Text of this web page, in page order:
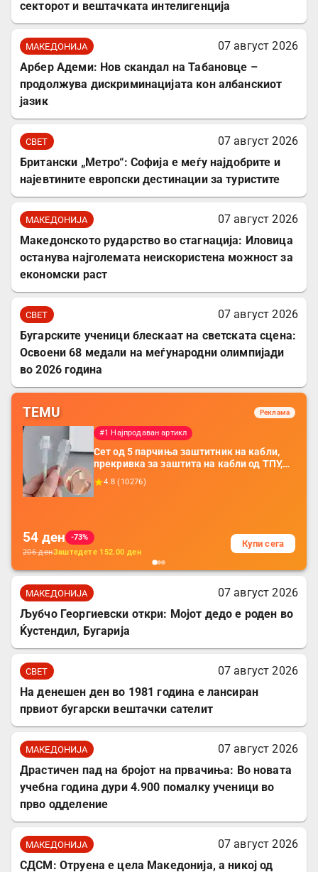
секторот и вештачката интелигенција
МАКЕДОНИЈА
07 август 2026
Арбер Адеми: Нов скандал на Табановце –
продолжува дискриминацијата кон албанскиот
јазик
СВЕТ
07 август 2026
Британски „Метро“: Софија е меѓу најдобрите и
најевтините европски дестинации за туристите
МАКЕДОНИЈА
07 август 2026
Македонското рударство во стагнација: Иловица
останува најголемата неискористена можност за
економски раст
СВЕТ
07 август 2026
Бугарските ученици блескаат на светската сцена:
Освоени 68 медали на меѓународни олимпијади
во 2026 година
TEMU Реклама
#1 Најпродаван артикл
Сет од 5 парчиња заштитник на кабли,
прекривка за заштита на кабли од ТПУ,
додатоци за заштита на кабли, без
батерија, за мобилни телефони, комплет
4.8 ( 10276)
54 ден
-73%
206денЗаштедете 152.00 ден
Купи сега
МАКЕДОНИЈА
07 август 2026
Љубчо Георгиевски откри: Мојот дедо е роден во
Ќустендил, Бугарија
СВЕТ
07 август 2026
На денешен ден во 1981 година е лансиран
првиот бугарски вештачки сателит
МАКЕДОНИЈА
07 август 2026
Драстичен пад на бројот на првачиња: Во новата
учебна година дури 4.900 помалку ученици во
прво одделение
МАКЕДОНИЈА
07 август 2026
СДСМ: Отруена е цела Македонија, а никој од